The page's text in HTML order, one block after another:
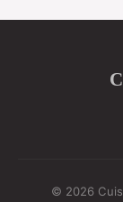
© 2026